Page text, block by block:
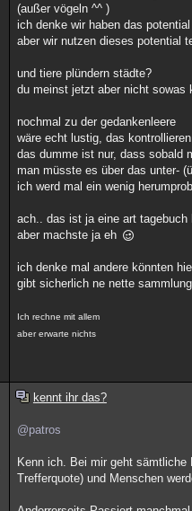
(außer vögeln ^^ )
ich denke wir haben das
aber wir nutzen dieses potential
und tiere plündern städte?
du meinst jetzt aber nicht sowas
nochmal zu der gedankenleere
wäre echt lustig, das
das dumme ist nur, dass sobald
man müsste es über das unter-
ich werd mal ein wenig
ach.. das ist ja eine art
aber machste ja eh
ich denke mal andere könnten
gibt sicherlich ne nette
Ich rechne mit allem
aber erwarte nichts
kennt ihr das?
@patros
Kenn ich. Bei mir geht
Trefferquote) und Menschen